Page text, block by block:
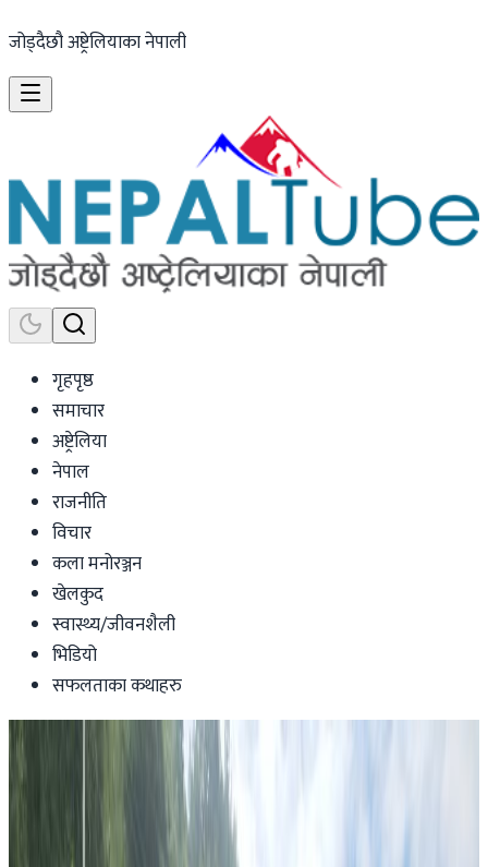
जोड्दैछौ अष्ट्रेलियाका नेपाली
गृहपृष्ठ
समाचार
अष्ट्रेलिया
नेपाल
राजनीति
विचार
कला मनोरञ्जन
खेलकुद
स्वास्थ्य/जीवनशैली
भिडियो
सफलताका कथाहरु
News
अष्ट्रेलियामा नेपाली युवकलाई ‘ब्लड क्यान्सर’ ।
यसरी बचाउन सकिन्छ ।